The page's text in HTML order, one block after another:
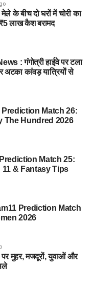
प्रभावशाली अधिकारी
दी है। अधिकारियों का
आते हैं तो उनके बयान
गहन पड़ताल की जाएगी।
सचिव के बेटे
किया है, जो
का बेटा बताया जा
मंत्रालय और भारतीय
करने का आरोप है।
के बीच दो घरों में चोरी का
₹5 लाख कैश बरामद
: गंगोत्री हाईवे पर टला
अटका कांवड़ यात्रियों से
Prediction Match 26:
The Hundred 2026
Match 25:
& Fantasy Tips
Prediction Match
2026
पर मुहर, मजदूरों, युवाओं और